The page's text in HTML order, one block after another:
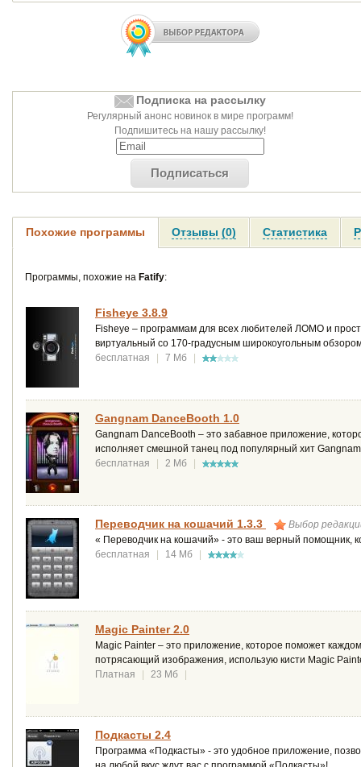
Подписка на рассылку
Регулярный анонс новинок в мире программ!
Подпишитесь на нашу рассылку!
Подписаться
Похожие программы Отзывы (0) Статистика
Программы, похожие на Fatify:
Fisheye 3.8.9
Fisheye – программам для всех любителей ЛОМО и
виртуальный со 170-градусным широкоугольным
бесплатная
| 7 Мб |
Gangnam DanceBooth 1.0
Gangnam DanceBooth – это забавное приложение,
исполняет смешной танец под популярный хит
бесплатная
| 2 Мб |
Переводчик на кошачий 1.3.3
Выбор
« Переводчик на кошачий» - это ваш верный помощник,
бесплатная
| 14 Мб |
Magic Painter 2.0
Magic Painter – это приложение, которое поможет
потрясающий изображения, использую кисти Magic
Платная
| 23 Мб |
Подкасты 2.4
Программа «Подкасты» - это удобное приложение,